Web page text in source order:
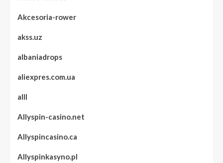
Akcesoria-rower
akss.uz
albaniadrops
aliexpres.com.ua
alll
Allyspin-casino.net
Allyspincasino.ca
Allyspinkasyno.pl